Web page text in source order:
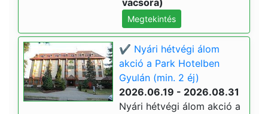
vacsora)
Megtekintés
✔️ Nyári hétvégi álom
akció a Park Hotelben
Gyulán (min. 2 éj)
2026.06.19 - 2026.08.31
Nyári hétvégi álom akció a